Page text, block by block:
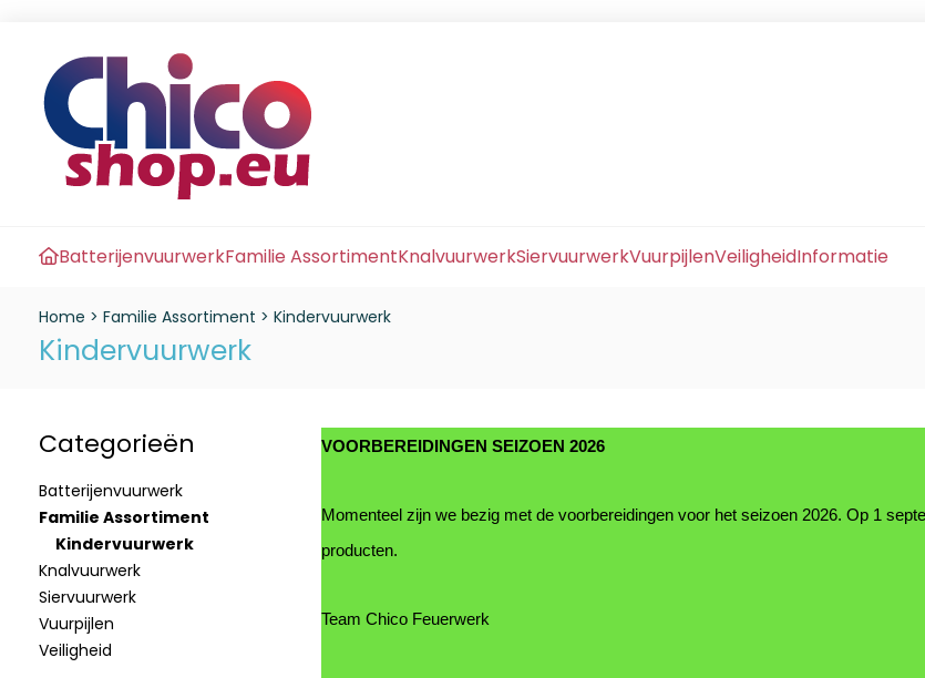
BatterijenvuurwerkFamilie AssortimentKnalvuurwerkSiervuurwerkVuurpijlenVeiligheidInformatie
Home > Familie Assortiment > Kindervuurwerk
Kindervuurwerk
Categorieën
Batterijenvuurwerk
Familie Assortiment
Kindervuurwerk
Knalvuurwerk
Siervuurwerk
Vuurpijlen
Veiligheid
VOORBEREIDINGEN SEIZOEN 2026
Momenteel zijn we bezig met de voorbereidingen voor het seizoen 2026. Op 1
producten.
Team Chico Feuerwerk